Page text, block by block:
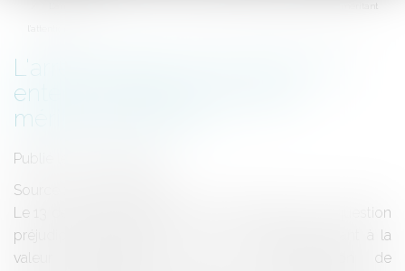
L'arrêt Expedia de la CJUE: une
entente anticoncurrentielle
méritant l'attention
Publié le :
Source :
Le 13 décembre dernier, la CJUE répondait à une question
préjudicielle posée par la Cour de cassation quant à la
valeur contraignante de la communication de